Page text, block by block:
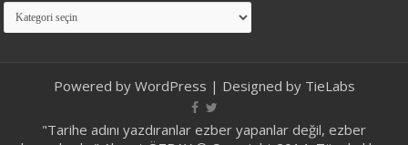
Kategoriler
Powered by WordPress | Designed by TieLabs
"Tarihe adını yazdıranlar ezber yapanlar değil, ezber